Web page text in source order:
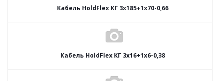
Кабель HoldFlex КГ 3x185+1x70-0,66
Кабель HoldFlex КГ 3x16+1x6-0,38